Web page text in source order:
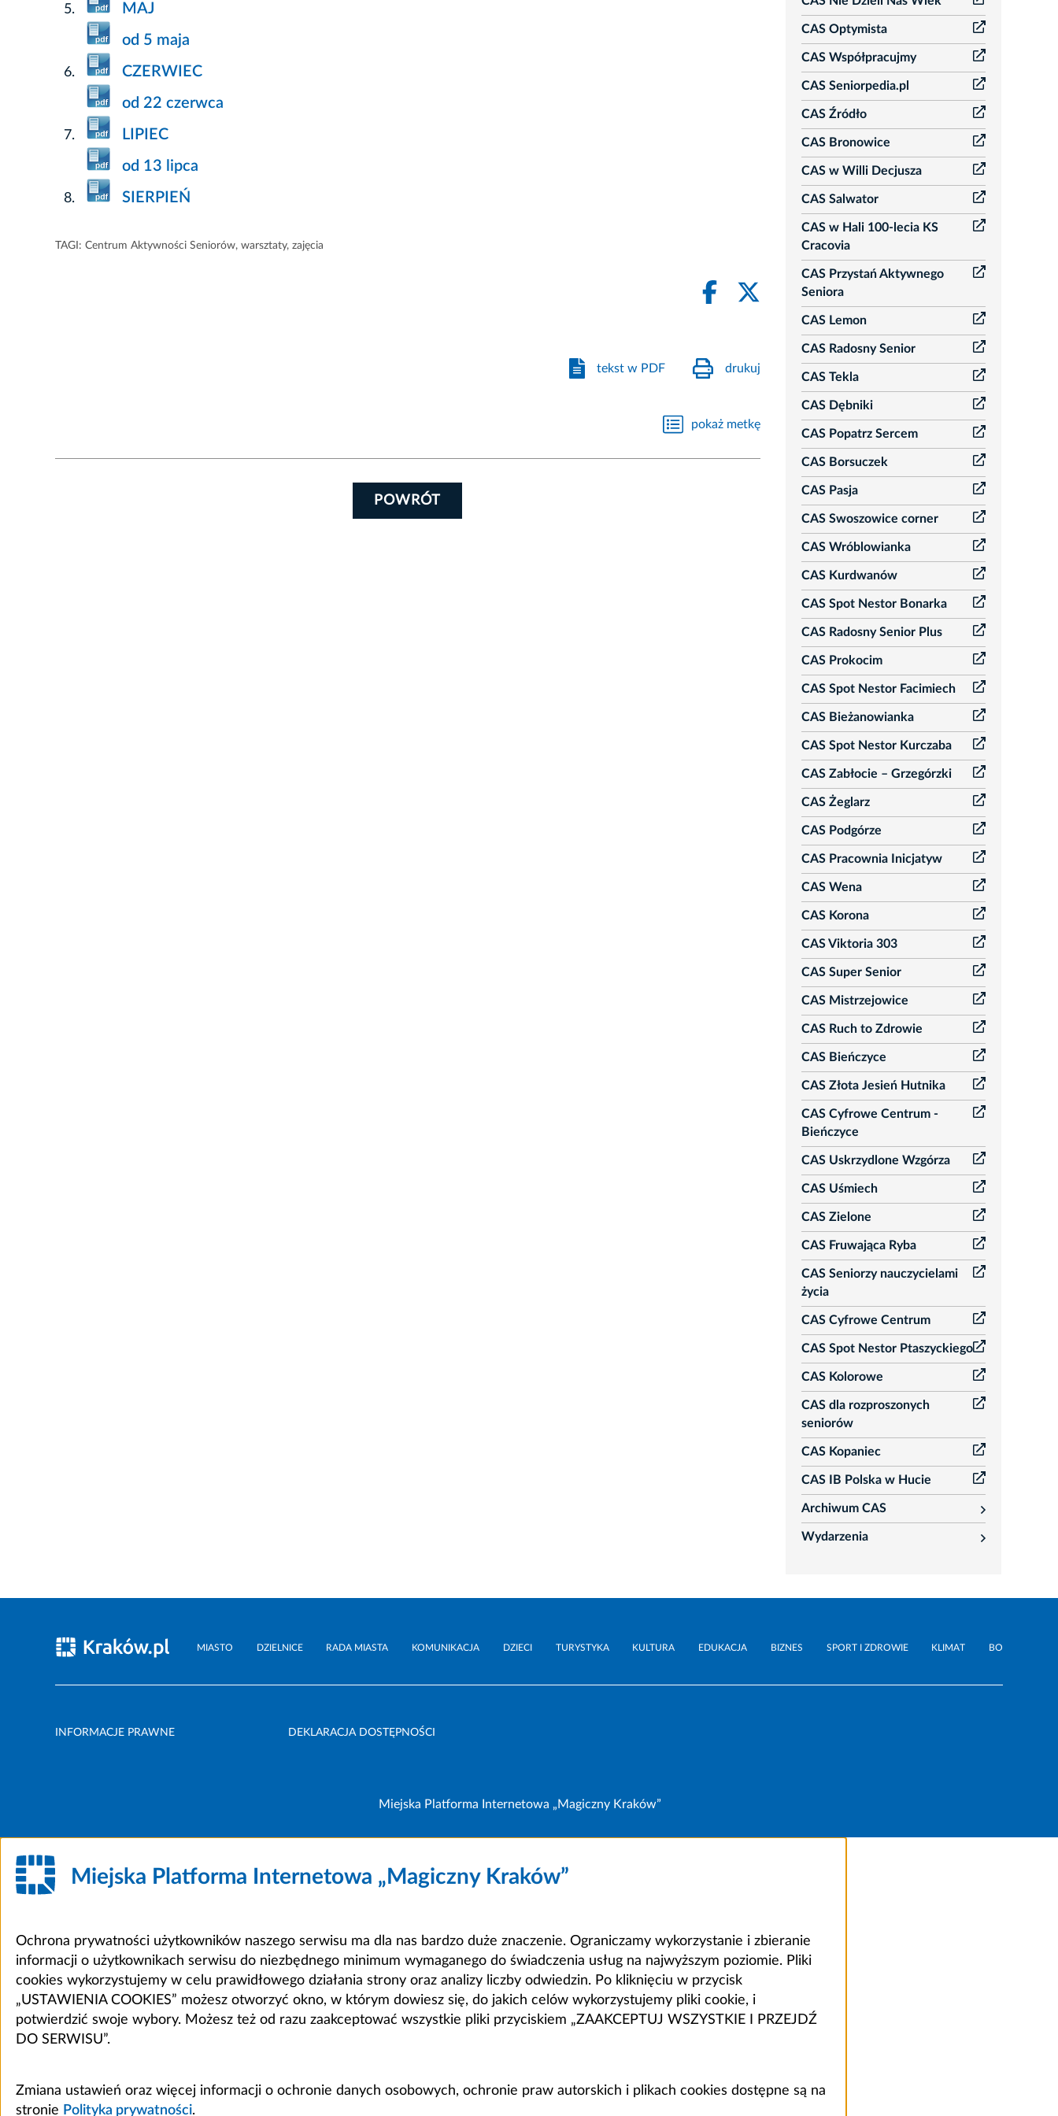
MAJ
od 5 maja
CZERWIEC
od 22 czerwca
LIPIEC
od 13 lipca
SIERPIEŃ
TAGI: Centrum Aktywności Seniorów, warsztaty, zajęcia
tekst w PDF drukuj
pokaż metkę
POWRÓT
CAS Optymista
CAS Współpracujmy
CAS Seniorpedia.pl
CAS Źródło
CAS Bronowice
CAS w Willi Decjusza
CAS Salwator
CAS w Hali 100-lecia KS
Cracovia
CAS Przystań Aktywnego
Seniora
CAS Lemon
CAS Radosny Senior
CAS Tekla
CAS Dębniki
CAS Popatrz Sercem
CAS Borsuczek
CAS Pasja
CAS Swoszowice corner
CAS Wróblowianka
CAS Kurdwanów
CAS Spot Nestor Bonarka
CAS Radosny Senior Plus
CAS Prokocim
CAS Spot Nestor Facimiech
CAS Bieżanowianka
CAS Spot Nestor Kurczaba
CAS Zabłocie – Grzegórzki
CAS Żeglarz
CAS Podgórze
CAS Pracownia Inicjatyw
CAS Wena
CAS Korona
CAS Viktoria 303
CAS Super Senior
CAS Mistrzejowice
CAS Ruch to Zdrowie
CAS Bieńczyce
CAS Złota Jesień Hutnika
CAS Cyfrowe Centrum -
Bieńczyce
CAS Uskrzydlone Wzgórza
CAS Uśmiech
CAS Zielone
CAS Fruwająca Ryba
CAS Seniorzy nauczycielami
życia
CAS Cyfrowe Centrum
CAS Spot Nestor Ptaszyckiego
CAS Kolorowe
CAS dla rozproszonych
seniorów
CAS Kopaniec
CAS IB Polska w Hucie
Archiwum CAS
rozwiń
Wydarzenia
rozwiń
MIASTO DZIELNICE RADA MIASTA KOMUNIKACJA DZIECI TURYSTYKA KULTURA EDUKACJA BIZNES SPORT I ZDROWIE KLIMAT BO
INFORMACJE PRAWNE DEKLARACJA DOSTĘPNOŚCI
Miejska Platforma Internetowa „Magiczny Kraków”
Miejska Platforma Internetowa „Magiczny Kraków”
Ochrona prywatności użytkowników naszego serwisu ma dla nas bardzo duże znaczenie. Ograniczamy wykorzystanie i zbieranie
informacji o użytkownikach serwisu do niezbędnego minimum wymaganego do świadczenia usług na najwyższym poziomie. Pliki
cookies wykorzystujemy w celu prawidłowego działania strony oraz analizy liczby odwiedzin. Po kliknięciu w przycisk
„USTAWIENIA COOKIES” możesz otworzyć okno, w którym dowiesz się, do jakich celów wykorzystujemy pliki cookie, i
potwierdzić swoje wybory. Możesz też od razu zaakceptować wszystkie pliki przyciskiem „ZAAKCEPTUJ WSZYSTKIE I PRZEJDŹ
DO SERWISU”.
Zmiana ustawień oraz więcej informacji o ochronie danych osobowych, ochronie praw autorskich i plikach cookies dostępne są na
stronie Polityka prywatności.